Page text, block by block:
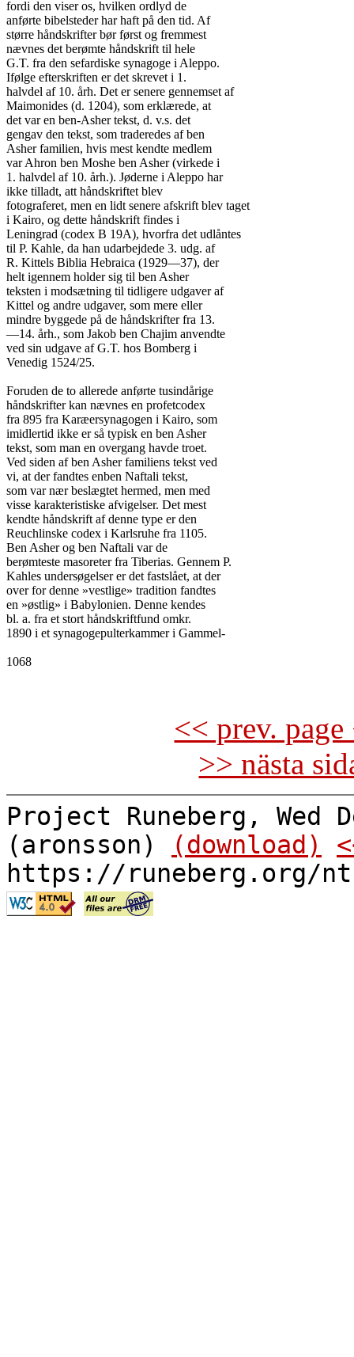
fordi den viser os, hvilken ordlyd de
anførte bibelsteder har haft på den tid. Af
større håndskrifter bør først og fremmest
nævnes det berømte håndskrift til hele
G.T. fra den sefardiske synagoge i Aleppo.
Ifølge efterskriften er det skrevet i 1.
halvdel af 10. årh. Det er senere gennemset af
Maimonides (d. 1204), som erklærede, at
det var en ben-Asher tekst, d. v.s. det
gengav den tekst, som traderedes af ben
Asher familien, hvis mest kendte medlem
var Ahron ben Moshe ben Asher (virkede i
1. halvdel af 10. årh.). Jøderne i Aleppo har
ikke tilladt, att håndskriftet blev
fotograferet, men en lidt senere afskrift blev taget
i Kairo, og dette håndskrift findes i
Leningrad (codex B 19A), hvorfra det udlåntes
til P. Kahle, da han udarbejdede 3. udg. af
R. Kittels Biblia Hebraica (1929—37), der
helt igennem holder sig til ben Asher
teksten i modsætning til tidligere udgaver af
Kittel og andre udgaver, som mere eller
mindre byggede på de håndskrifter fra 13.
—14. årh., som Jakob ben Chajim anvendte
ved sin udgave af G.T. hos Bomberg i
Venedig 1524/25.
Foruden de to allerede anførte tusindårige
håndskrifter kan nævnes en profetcodex
fra 895 fra Karæersynagogen i Kairo, som
imidlertid ikke er så typisk en ben Asher
tekst, som man en overgang havde troet.
Ved siden af ben Asher familiens tekst ved
vi, at der fandtes enben Naftali tekst,
som var nær beslægtet hermed, men med
visse karakteristiske afvigelser. Det mest
kendte håndskrift af denne type er den
Reuchlinske codex i Karlsruhe fra 1105.
Ben Asher og ben Naftali var de
berømteste masoreter fra Tiberias. Gennem P.
Kahles undersøgelser er det fastslået, at der
over for denne »vestlige» tradition fandtes
en »østlig» i Babylonien. Denne kendes
bl. a. fra et stort håndskriftfund omkr.
1890 i et synagogepulterkammer i Gammel-
1068
<< prev.
>> nästa
Project Runeberg, Wed
(aronsson)
(download)
https://runeberg.org/